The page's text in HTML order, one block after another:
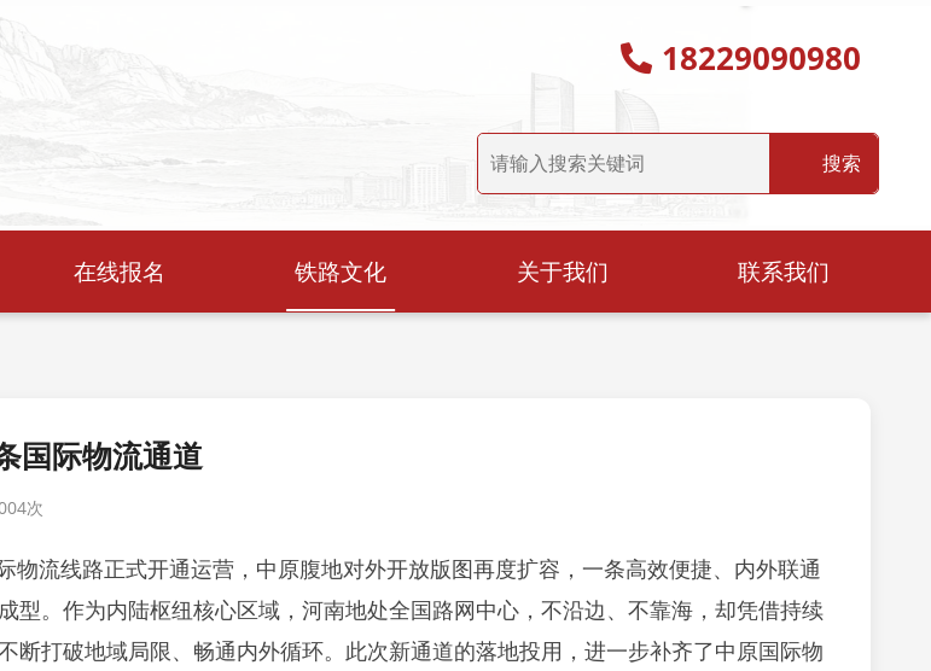
18229090980
在线报名 铁路文化 关于我们 联系我们
国际物流通道
次
物流线路正式开通运营，中原腹地对外开放版图再度扩容，一条高效便捷、内外联通
型。作为内陆枢纽核心区域，河南地处全国路网中心，不沿边、不靠海，却凭借持续
断打破地域局限、畅通内外循环。此次新通道的落地投用，进一步补齐了中原国际物